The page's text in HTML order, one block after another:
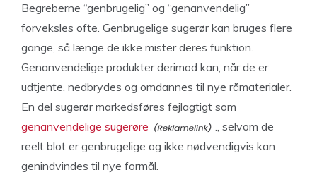
Begreberne “genbrugelig” og “genanvendelig”
forveksles ofte. Genbrugelige sugerør kan bruges flere
gange, så længe de ikke mister deres funktion.
Genanvendelige produkter derimod kan, når de er
udtjente, nedbrydes og omdannes til nye råmaterialer.
En del sugerør markedsføres fejlagtigt som
genanvendelige sugerøre
., selvom de
reelt blot er genbrugelige og ikke nødvendigvis kan
genindvindes til nye formål.